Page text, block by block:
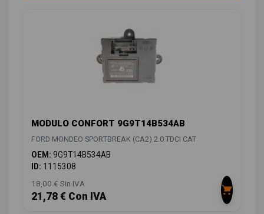
MODULO CONFORT 9G9T14B534AB
FORD MONDEO SPORTBREAK (CA2) 2.0 TDCI CAT
OEM: 9G9T14B534AB
ID: 1115308
18,00 € Sin IVA
21,78 € Con IVA